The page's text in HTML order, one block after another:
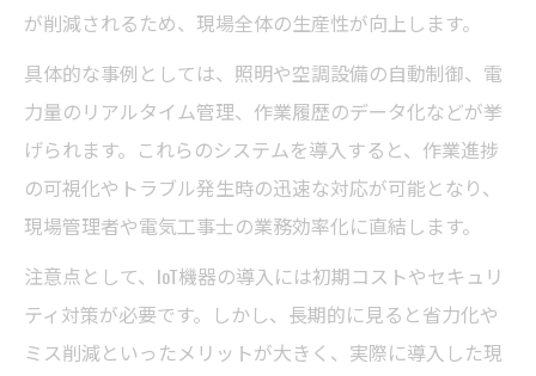
が削減されるため、現場全体の生産性が向上します。
具体的な事例としては、照明や空調設備の自動制御、電
力量のリアルタイム管理、作業履歴のデータ化などが挙
げられます。これらのシステムを導入すると、作業進捗
の可視化やトラブル発生時の迅速な対応が可能となり、
現場管理者や電気工事士の業務効率化に直結します。
注意点として、IoT機器の導入には初期コストやセキュリ
ティ対策が必要です。しかし、長期的に見ると省力化や
ミス削減といったメリットが大きく、実際に導入した現